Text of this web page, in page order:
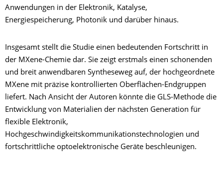
Anwendungen in der Elektronik, Katalyse,
Energiespeicherung, Photonik und darüber hinaus.
Insgesamt stellt die Studie einen bedeutenden Fortschritt in
der MXene-Chemie dar. Sie zeigt erstmals einen schonenden
und breit anwendbaren Syntheseweg auf, der hochgeordnete
MXene mit präzise kontrollierten Oberflächen-Endgruppen
liefert. Nach Ansicht der Autoren könnte die GLS-Methode die
Entwicklung von Materialien der nächsten Generation für
flexible Elektronik,
Hochgeschwindigkeitskommunikationstechnologien und
fortschrittliche optoelektronische Geräte beschleunigen.